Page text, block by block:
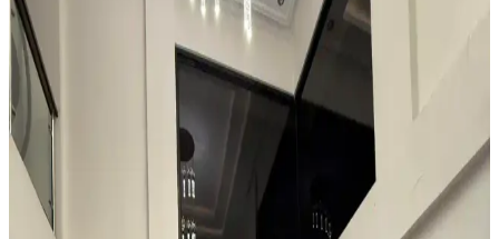
Teal Renkli Sandalyenin Halı ve Dolapla
Uyumunda Renk Tonları ve Aksesuarların Rolü
Teal renkli sandalyenin halı ve dolapla uyumu, doğru renk tonları ve
aksesuar seçimiyle sağlanır. Halıdaki mavi-yeşil alt tonlar ve sıcak
ahşap dolap, teal rengini öne çıkarır, aksesuarlar ise denge oluşturur.
Küçük ve Garip Şekilli Giriş Alanları İçin Dayanıklı
ve Estetik Halı Seçimi Rehberi